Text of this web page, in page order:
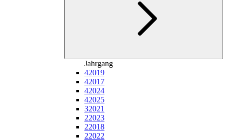
Jahrgang
42019
42017
42024
42025
32021
22023
22018
22022